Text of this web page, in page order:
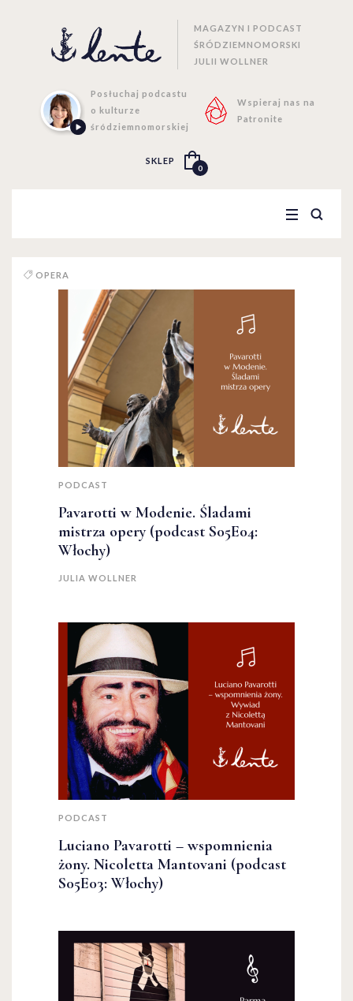
MAGAZYN I PODCAST
ŚRÓDZIEMNOMORSKI
JULII WOLLNER
Posłuchaj podcastu
o kulturze
śródziemnomorskiej
Wspieraj nas na
Patronite
SKLEP
0
OPERA
PODCAST
Pavarotti w Modenie. Śladami
mistrza opery (podcast S05E04:
Włochy)
JULIA WOLLNER
PODCAST
Luciano Pavarotti – wspomnienia
żony. Nicoletta Mantovani (podcast
S05E03: Włochy)